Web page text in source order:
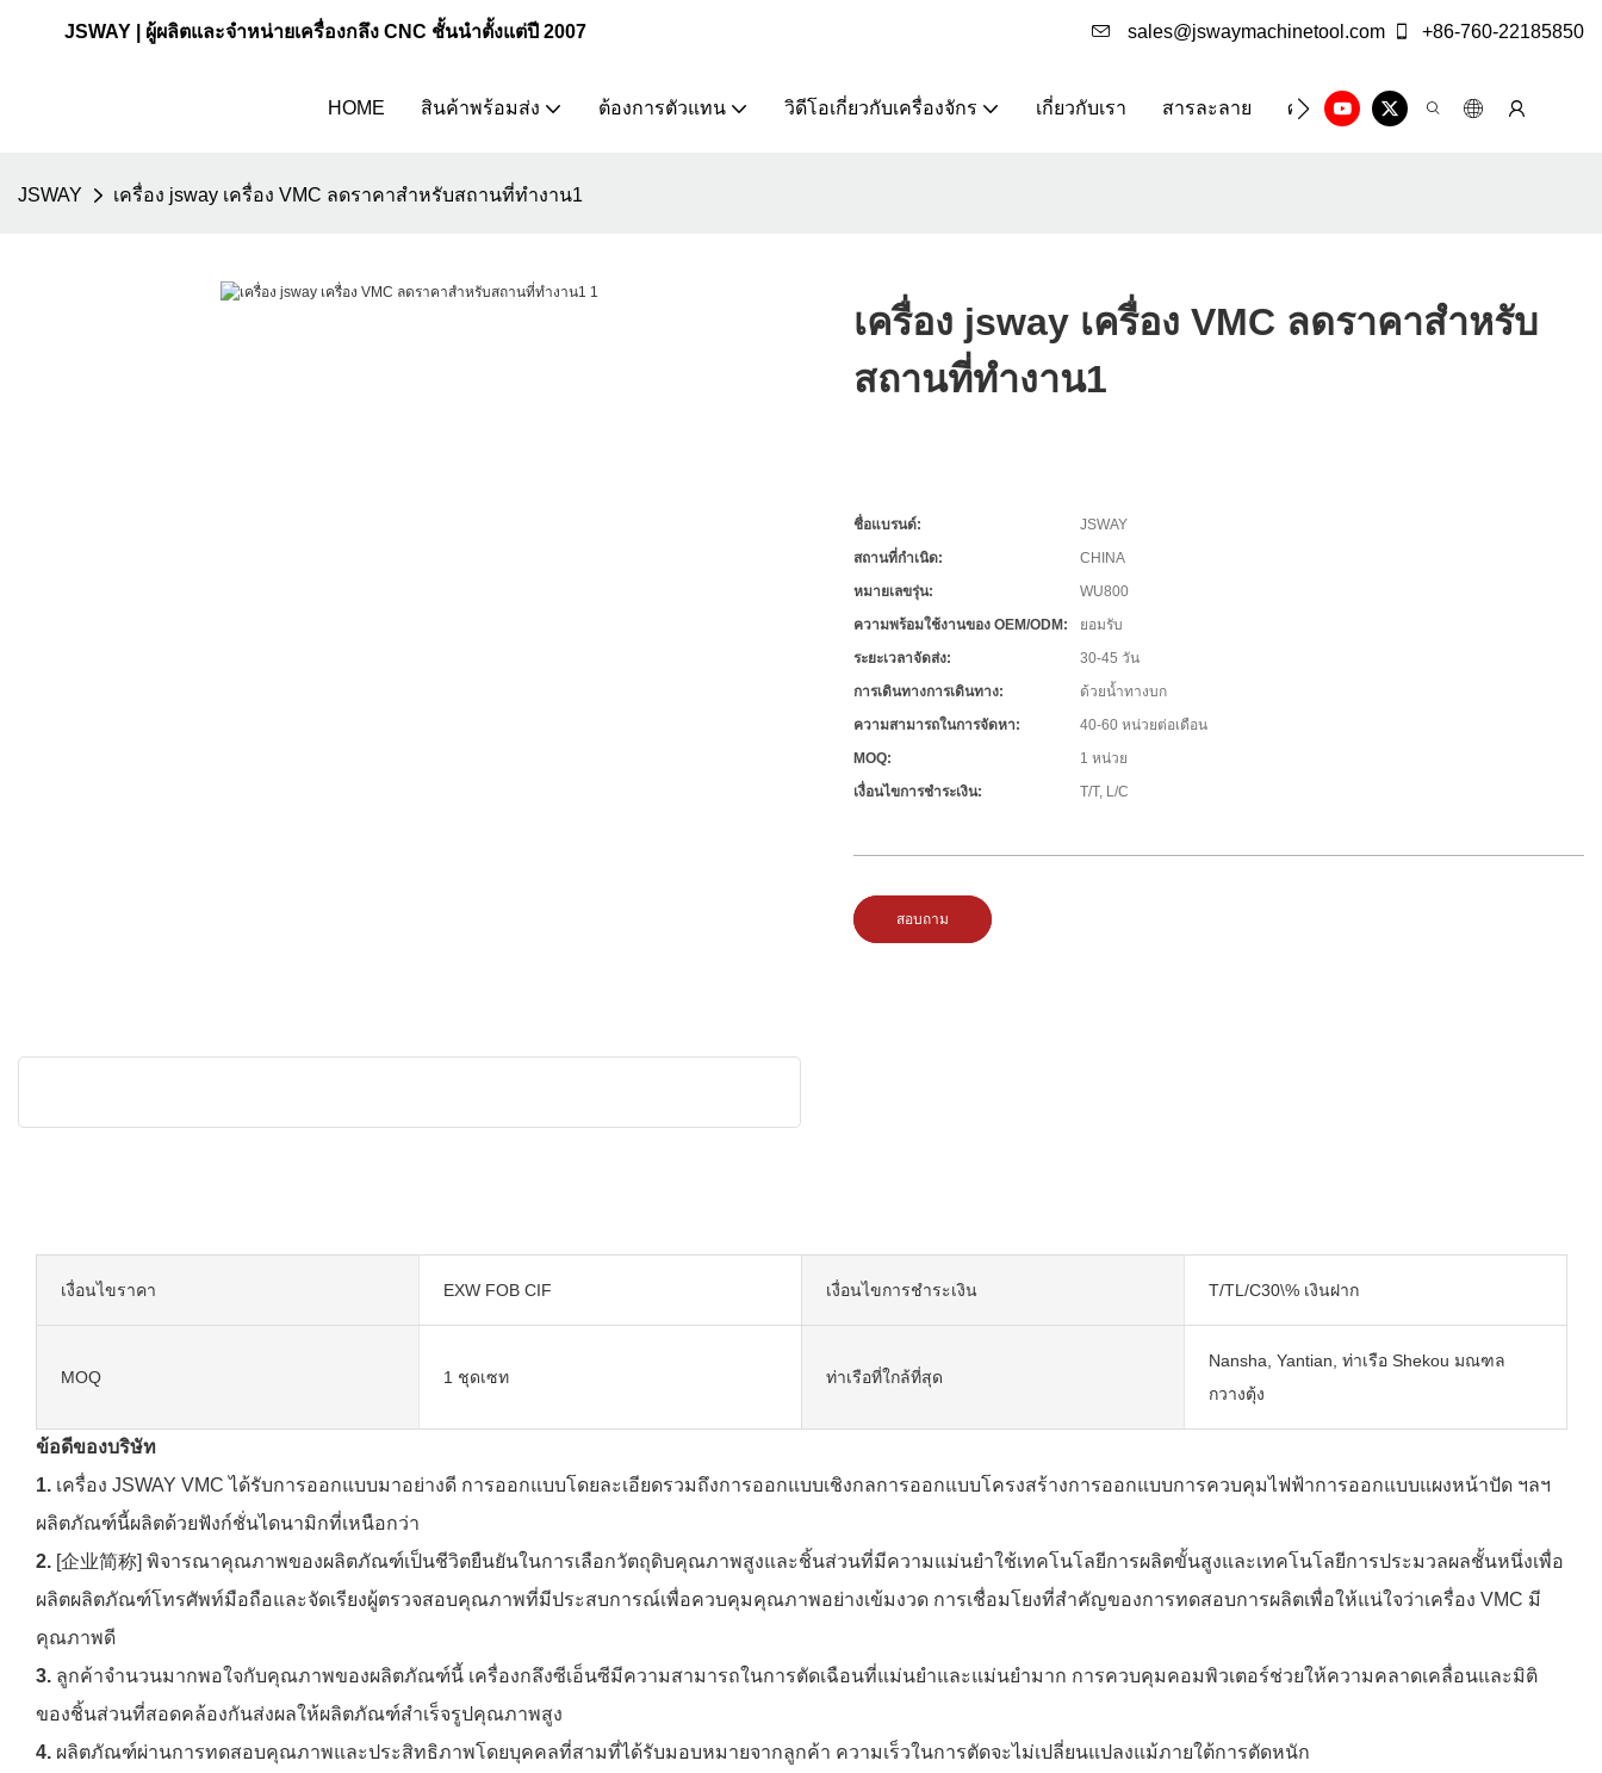
JSWAY | ผู้ผลิตและจำหน่ายเครื่องกลึง CNC ชั้นนำตั้งแต่ปี 2007 sales@jswaymachinetool.com +86-760-22185850
HOME สินค้าพร้อมส่ง ต้องการตัวแทน วิดีโอเกี่ยวกับเครื่องจักร เกี่ยวกับเรา สารละลาย ศูนย์ข้อมูล ติดต่อเรา
JSWAY เครื่อง jsway เครื่อง VMC ลดราคาสำหรับสถานที่ทำงาน1
เครื่อง jsway เครื่อง VMC ลดราคาสำหรับ
สถานที่ทำงาน1
ชื่อแบรนด์:
JSWAY
สถานที่กำเนิด:
CHINA
หมายเลขรุ่น:
WU800
ความพร้อมใช้งานของ OEM/ODM:
ยอมรับ
ระยะเวลาจัดส่ง:
30-45 วัน
การเดินทางการเดินทาง:
ด้วยน้ำทางบก
ความสามารถในการจัดหา:
40-60 หน่วยต่อเดือน
MOQ:
1 หน่วย
เงื่อนไขการชำระเงิน:
T/T, L/C
สอบถาม
เงื่อนไขราคา EXW FOB CIF เงื่อนไขการชำระเงิน T/TL/C30\% เงินฝาก
MOQ 1 ชุดเซท ท่าเรือที่ใกล้ที่สุด
Nansha, Yantian, ท่าเรือ Shekou มณฑล
กวางตุ้ง
ข้อดีของบริษัท
1. เครื่อง JSWAY VMC ได้รับการออกแบบมาอย่างดี การออกแบบโดยละเอียดรวมถึงการออกแบบเชิงกลการออกแบบโครงสร้างการออกแบบการควบคุมไฟฟ้าการออกแบบแผงหน้าปัด ฯลฯ
ผลิตภัณฑ์นี้ผลิตด้วยฟังก์ชั่นไดนามิกที่เหนือกว่า
2. [企业简称] พิจารณาคุณภาพของผลิตภัณฑ์เป็นชีวิตยืนยันในการเลือกวัตถุดิบคุณภาพสูงและชิ้นส่วนที่มีความแม่นยำใช้เทคโนโลยีการผลิตขั้นสูงและเทคโนโลยีการประมวลผลชั้นหนึ่งเพื่อ
ผลิตผลิตภัณฑ์โทรศัพท์มือถือและจัดเรียงผู้ตรวจสอบคุณภาพที่มีประสบการณ์เพื่อควบคุมคุณภาพอย่างเข้มงวด การเชื่อมโยงที่สำคัญของการทดสอบการผลิตเพื่อให้แน่ใจว่าเครื่อง VMC มี
คุณภาพดี
3. ลูกค้าจำนวนมากพอใจกับคุณภาพของผลิตภัณฑ์นี้ เครื่องกลึงซีเอ็นซีมีความสามารถในการตัดเฉือนที่แม่นยำและแม่นยำมาก การควบคุมคอมพิวเตอร์ช่วยให้ความคลาดเคลื่อนและมิติ
ของชิ้นส่วนที่สอดคล้องกันส่งผลให้ผลิตภัณฑ์สำเร็จรูปคุณภาพสูง
4. ผลิตภัณฑ์ผ่านการทดสอบคุณภาพและประสิทธิภาพโดยบุคคลที่สามที่ได้รับมอบหมายจากลูกค้า ความเร็วในการตัดจะไม่เปลี่ยนแปลงแม้ภายใต้การตัดหนัก